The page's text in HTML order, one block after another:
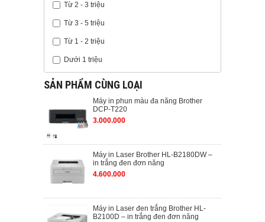
Từ 2 - 3 triệu
Từ 3 - 5 triệu
Từ 1 - 2 triệu
Dưới 1 triệu
SẢN PHẨM CÙNG LOẠI
Máy in phun màu đa năng Brother
DCP-T220
3.000.000
Máy in Laser Brother HL-B2180DW –
in trắng đen đơn năng
4.600.000
Máy in Laser đen trắng Brother HL-
B2100D – in trắng đen đơn năng